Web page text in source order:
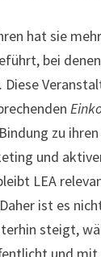
hat sie
bei
zu
und
LEA
ist es
steigt,
und